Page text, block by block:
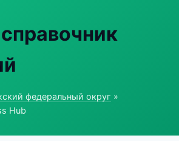
федеральный округ »
Hub